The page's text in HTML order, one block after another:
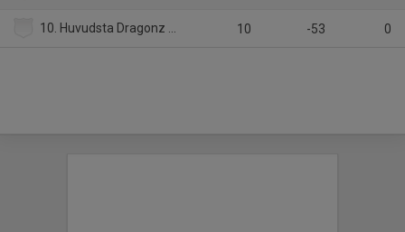
10. Huvudsta Dragonz IF 10 -53 0